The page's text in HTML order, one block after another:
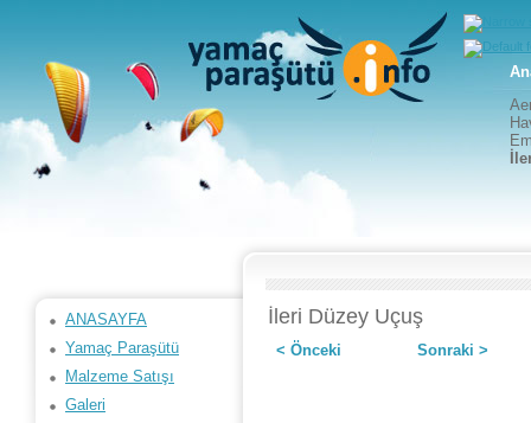
İleri Düzey Uçuş
< Önceki Sonraki >
ANASAYFA
Yamaç Paraşütü
Malzeme Satışı
Galeri